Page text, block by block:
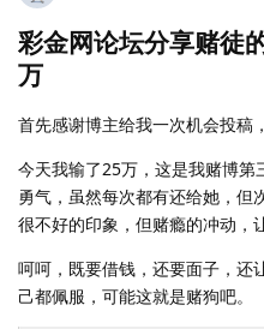
彩金网论坛分享赌徒
万
首先感谢博主给我一次机会投稿
今天我输了25万，这是我赌博
勇气，虽然每次都有还给她，但
很不好的印象，但赌瘾的冲动，
呵呵，既要借钱，还要面子，还
己都佩服，可能这就是赌狗吧。